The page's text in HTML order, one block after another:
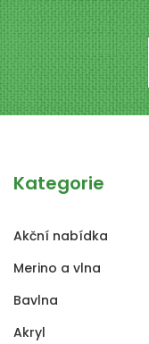
Kategorie
Akční nabídka
Merino a vlna
Bavlna
Akryl